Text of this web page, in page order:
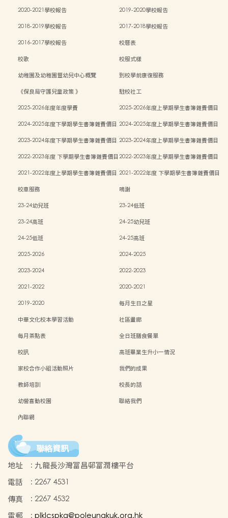
2020-2021學校報告
2019-2020學校報告
2018-2019學校報告
2017-2018學校報告
2016-2017學校報告
校曆表
校歌
校服式樣
幼稚園及幼稚園暨幼兒中心概覽
到校學前康復服務
《保良局守護兒童政策 》
駐校社工
2025-2026年度年度學費
2025-2026年度上學期學生書簿雜費價目
2024-2025年度下學期學生書簿雜費價目 2024-2025年度上學期學生書簿雜費價目
2023-2024年度下學期學生書簿雜費價目 2023-2024年度上學期學生書簿雜費價目
2022-2023年度 下學期學生書簿雜費價目2022-2023年度上學期學生書簿雜費價目
2021-2022年度上學期學生書簿雜費價目 2021-2022年度 下學期學生書簿雜費價目
校車服務
鳴謝
23-24幼兒班
23-24低班
23-24高班
24-25幼兒班
24-25低班
24-25高班
2025-2026
2024-2025
2023-2024
2022-2023
2021-2022
2020-2021
2019-2020
每月生日之星
中華文化校本學習活動
社區畫廊
每月茶點表
全日班膳食餐單
校訊
高班畢業生升小一情況
家校合作小組活動照片
我們的成果
教師培訓
校長的話
幼營喜動校園
聯絡我們
內聯網
聯絡資訊
地址 : 九龍長沙灣富昌邨富潤樓平台
電話
: 2267 4531
傳真
: 2267 4532
電郵
: plklcspkg@poleungkuk.org.hk